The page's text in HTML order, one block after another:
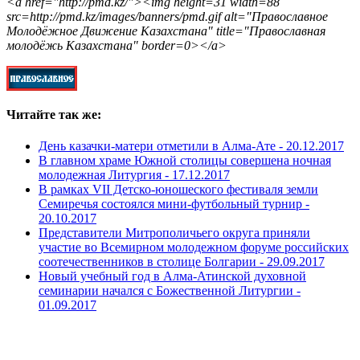
src=http://pmd.kz/images/banners/pmd.gif alt="Православное
Молодёжное Движение Казахстана" title="Православная
молодёжь Казахстана" border=0></a>
Читайте так же:
День казачки-матери отметили в Алма-Ате - 20.12.2017
В главном храме Южной столицы совершена ночная
молодежная Литургия - 17.12.2017
В рамках VII Детско-юношеского фестиваля земли
Семиречья состоялся мини-футбольный турнир -
20.10.2017
Представители Митрополичьего округа приняли
участие во Всемирном молодежном форуме российских
соотечественников в столице Болгарии - 29.09.2017
Новый учебный год в Алма-Атинской духовной
семинарии начался с Божественной Литургии -
01.09.2017